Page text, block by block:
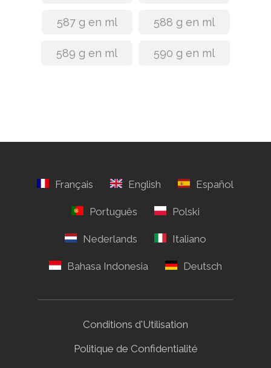
587 g en ml 588 g en ml
589 g en ml 590 g en ml
Conditions d'Utilisation
Politique de Confidentialité